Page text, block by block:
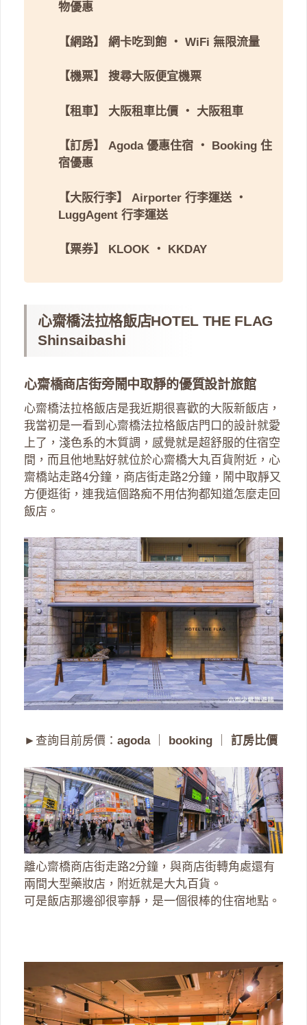
物優惠
【網路】 網卡吃到飽 ・ WiFi 無限流量
【機票】 搜尋大阪便宜機票
【租車】 大阪租車比價 ・ 大阪租車
【訂房】 Agoda 優惠住宿 ・ Booking 住
宿優惠
【大阪行李】 Airporter 行李運送 ・
LuggAgent 行李運送
【票券】 KLOOK ・ KKDAY
心齋橋法拉格飯店HOTEL THE FLAG
Shinsaibashi
心齋橋商店街旁鬧中取靜的優質設計旅館
心齋橋法拉格飯店是我近期很喜歡的大阪新飯店，
我當初是一看到心齋橋法拉格飯店門口的設計就愛
上了，淺色系的木質調，感覺就是超舒服的住宿空
間，而且他地點好就位於心齋橋大丸百貨附近，心
齋橋站走路4分鐘，商店街走路2分鐘，鬧中取靜又
方便逛街，連我這個路痴不用估狗都知道怎麼走回
飯店。
►查詢目前房價： agoda｜ booking 訂房比價
離心齋橋商店街走路2分鐘，與商店街轉角處還有
兩間大型藥妝店，附近就是大丸百貨。
可是飯店那邊卻很寧靜，是一個很棒的住宿地點。